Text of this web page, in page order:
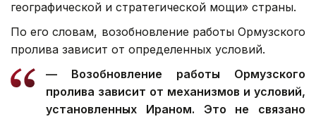
географической и стратегической мощи» страны.
По его словам, возобновление работы Ормузского
пролива зависит от определенных условий.
— Возобновление работы Ормузского
пролива зависит от механизмов и условий,
установленных Ираном. Это не связано